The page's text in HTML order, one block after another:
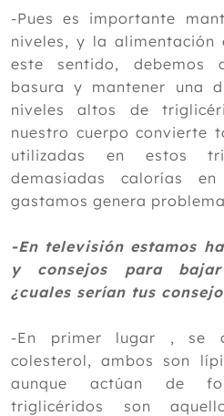
Noviembre
Octubre
Septiembre
Agosto
Julio
Junio
Mayo
Abril
Marzo
Febrero
Enero
2021
2019
2018
2017
-Pues es importante
niveles, y la alimentación
este sentido,
basura y mantener una
niveles altos de
nuestro cuerpo convierte
utilizadas en estos
demasiadas calorías
gastamos genera
-En televisión estamos
y consejos para
¿cuales serían tus
-En primer lugar , se
colesterol, ambos son
aunque actúan de
triglicéridos son